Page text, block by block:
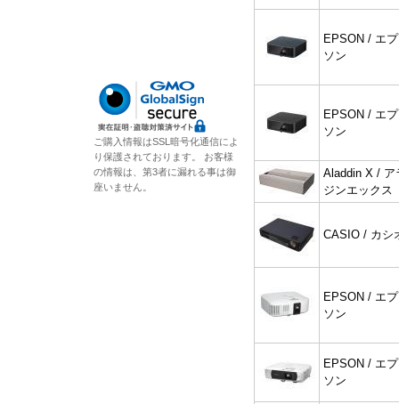
EPSON / エプ
ソン
EPSON / エプ
ソン
Aladdin X / ア
ジンエックス
CASIO / カシ
EPSON / エプ
ソン
EPSON / エプ
ソン
ご購入情報はSSL暗号化通信によ
り保護されております。 お客様
の情報は、第3者に漏れる事は御
座いません。